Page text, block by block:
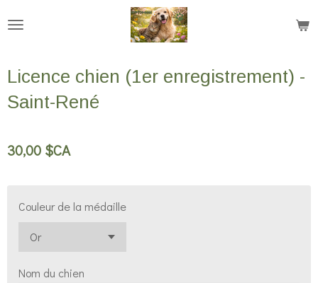
principal
Licence chien (1er enregistrement) -
Saint-René
30,00 $CA
Couleur de la médaille
Nom du chien